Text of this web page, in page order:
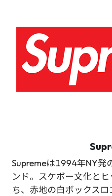
Supremeは1994年NY発
ンド。スケボー文化と
ち、赤地の白ボックス